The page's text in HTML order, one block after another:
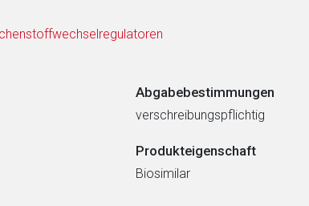
Abgabebestimmungen
verschreibungspflichtig
Produkteigenschaft
Biosimilar